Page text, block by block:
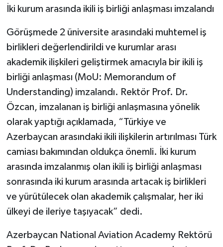
İki kurum arasında ikili iş birliği anlaşması imzalandı
Görüşmede 2 üniversite arasındaki muhtemel iş
birlikleri değerlendirildi ve kurumlar arası
akademik ilişkileri geliştirmek amacıyla bir ikili iş
birliği anlaşması (MoU: Memorandum of
Understanding) imzalandı. Rektör Prof. Dr.
Özcan, imzalanan iş birliği anlaşmasına yönelik
olarak yaptığı açıklamada, “Türkiye ve
Azerbaycan arasındaki ikili ilişkilerin artırılması Türk
camiası bakımından oldukça önemli. İki kurum
arasında imzalanmış olan ikili iş birliği anlaşması
sonrasında iki kurum arasında artacak iş birlikleri
ve yürütülecek olan akademik çalışmalar, her iki
ülkeyi de ileriye taşıyacak” dedi.
Azerbaycan National Aviation Academy Rektörü